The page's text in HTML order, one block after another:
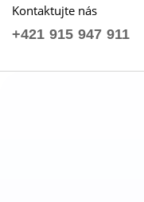
Kontaktujte nás
+421 915 947 911